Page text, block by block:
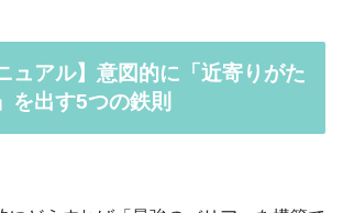
ュアル】意図的に「近寄りがた
を出す5つの鉄則